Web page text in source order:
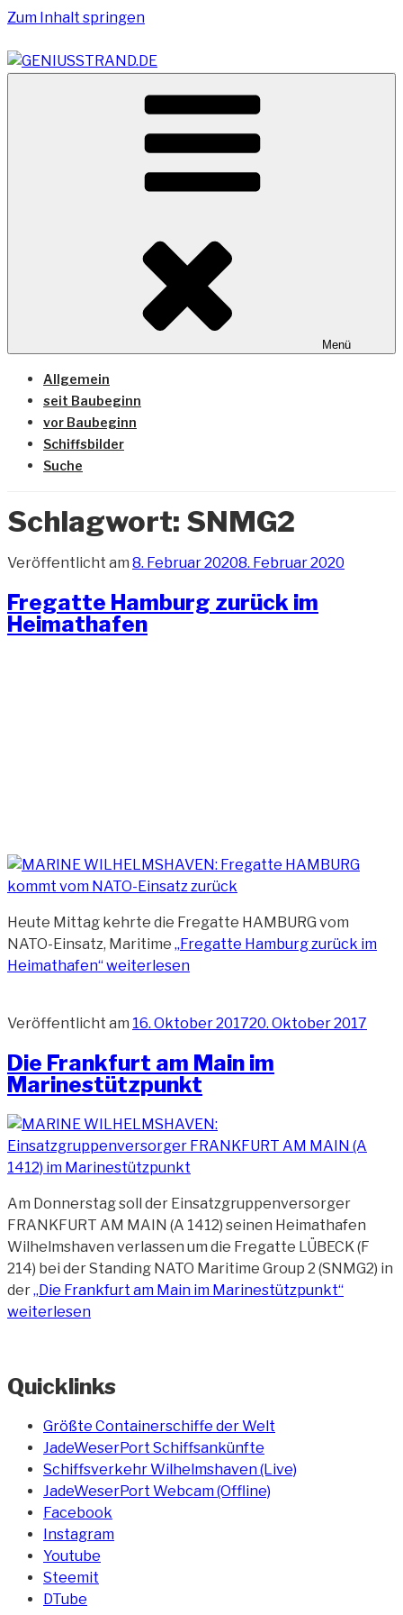
Zum Inhalt springen
GENIUSSTRAND.DE
Vom Geniusstrand zum JadeWeserPort/Container
Terminal Wilhelmshaven
Menü
Allgemein
seit Baubeginn
vor Baubeginn
Schiffsbilder
Suche
Schlagwort: SNMG2
Veröffentlicht am 8. Februar 20208. Februar 2020
Fregatte Hamburg zurück im
Heimathafen
Heute Mittag kehrte die Fregatte HAMBURG vom
NATO-Einsatz, Maritime „Fregatte Hamburg zurück im
Heimathafen“weiterlesen
Veröffentlicht am 16. Oktober 201720. Oktober 2017
Die Frankfurt am Main im
Marinestützpunkt
Am Donnerstag soll der Einsatzgruppenversorger
FRANKFURT AM MAIN (A 1412) seinen Heimathafen
Wilhelmshaven verlassen um die Fregatte LÜBECK (F
214) bei der Standing NATO Maritime Group 2 (SNMG2) in
der„Die Frankfurt am Main im Marinestützpunkt“
weiterlesen
Quicklinks
Größte Containerschiffe der Welt
JadeWeserPort Schiffsankünfte
Schiffsverkehr Wilhelmshaven (Live)
JadeWeserPort Webcam (Offline)
Facebook
Instagram
Youtube
Steemit
DTube